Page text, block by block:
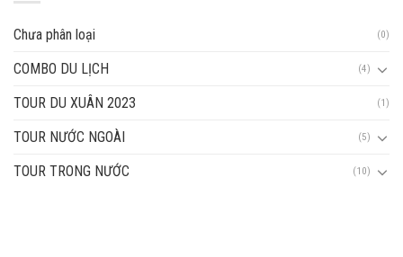
Chưa phân loại (0)
COMBO DU LỊCH (4)
TOUR DU XUÂN 2023 (1)
TOUR NƯỚC NGOÀI (5)
TOUR TRONG NƯỚC (10)